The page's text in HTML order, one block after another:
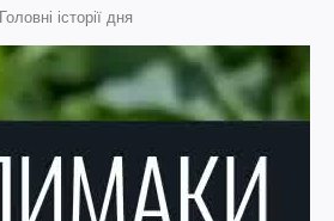
Головні історії дня